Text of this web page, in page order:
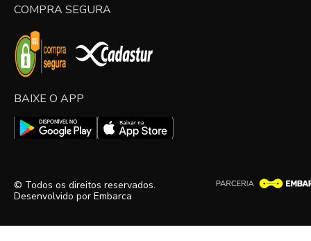
COMPRA SEGURA
BAIXE O APP
© Todos os direitos reservados.
Desenvolvido por Embarca